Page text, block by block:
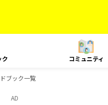
ク コミュニティ
ブック一覧
AD